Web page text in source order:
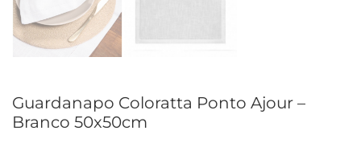
Guardanapo Coloratta Ponto Ajour –
Branco 50x50cm